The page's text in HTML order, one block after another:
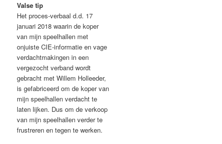
Valse tip
Het proces-verbaal d.d. 17
januari 2018 waarin de koper
van mijn speelhallen met
onjuiste CIE-informatie en vage
verdachtmakingen in een
vergezocht verband wordt
gebracht met Willem Holleeder,
is gefabriceerd om de koper van
mijn speelhallen verdacht te
laten lijken. Dus om de verkoop
van mijn speelhallen verder te
frustreren en tegen te werken.